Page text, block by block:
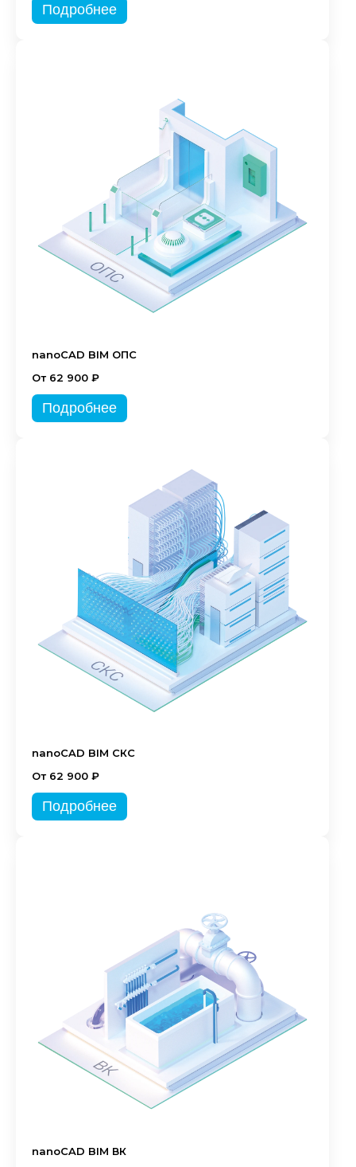
Подробнее
nanoCAD BIM ОПС
От 62 900 ₽
Подробнее
nanoCAD BIM СКС
От 62 900 ₽
Подробнее
nanoCAD BIM ВК